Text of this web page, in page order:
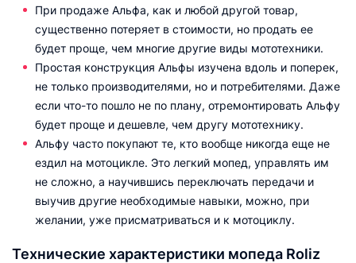
При продаже Альфа, как и любой другой товар,
существенно потеряет в стоимости, но продать ее
будет проще, чем многие другие виды мототехники.
Простая конструкция Альфы изучена вдоль и поперек,
не только производителями, но и потребителями. Даже
если что-то пошло не по плану, отремонтировать Альфу
будет проще и дешевле, чем другу мототехнику.
Альфу часто покупают те, кто вообще никогда еще не
ездил на мотоцикле. Это легкий мопед, управлять им
не сложно, а научившись переключать передачи и
выучив другие необходимые навыки, можно, при
желании, уже присматриваться и к мотоциклу.
Технические характеристики мопеда Roliz